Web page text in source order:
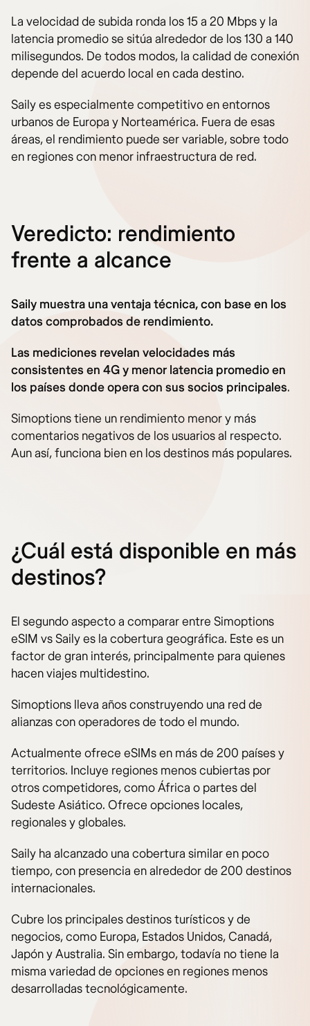
La velocidad de subida ronda los 15 a 20 Mbps y la
latencia promedio se sitúa alrededor de los 130 a 140
milisegundos. De todos modos, la calidad de conexión
depende del acuerdo local en cada destino.
Saily es especialmente competitivo en entornos
urbanos de Europa y Norteamérica. Fuera de esas
áreas, el rendimiento puede ser variable, sobre todo
en regiones con menor infraestructura de red.
Veredicto: rendimiento
frente a alcance
Saily muestra una ventaja técnica, con base en los
datos comprobados de rendimiento.
Las mediciones revelan velocidades más
consistentes en 4G y menor latencia promedio en
los países donde opera con sus socios principales.
Simoptions tiene un rendimiento menor y más
comentarios negativos de los usuarios al respecto.
Aun así, funciona bien en los destinos más populares.
¿Cuál está disponible en más
destinos?
El segundo aspecto a comparar entre Simoptions
eSIM vs Saily es la cobertura geográfica. Este es un
factor de gran interés, principalmente para quienes
hacen viajes multidestino.
Simoptions lleva años construyendo una red de
alianzas con operadores de todo el mundo.
Actualmente ofrece eSIMs en más de 200 países y
territorios. Incluye regiones menos cubiertas por
otros competidores, como África o partes del
Sudeste Asiático. Ofrece opciones locales,
regionales y globales.
Saily ha alcanzado una cobertura similar en poco
tiempo, con presencia en alrededor de 200 destinos
internacionales.
Cubre los principales destinos turísticos y de
negocios, como Europa, Estados Unidos, Canadá,
Japón y Australia. Sin embargo, todavía no tiene la
misma variedad de opciones en regiones menos
desarrolladas tecnológicamente.